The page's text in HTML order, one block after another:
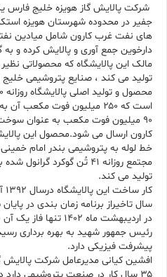
شرکت پالایش گاز هویزه خلیج فارس
جفیر در محدوده شهرستان هویزه
های نفت غرب کارون شامل میادین نفتی
دارخوین جمع آوری و پالایش کرده و
مالک این پالایشگاه که محصولاتی
تولید می کند ، صنایع پتروشیمی
است که ۲۵۰ میلیون فوت
۹۰ میلیون فوت مکعب به عنوان
کارون ارسال می شود.محصول این
خط لوله به پتروشیمی بندر امام
مجتمع روزانه ۴۱ تُن گوکرد
تولید می کند.
در اردیبهشت ماه
پیشرفت فیزیکی دارد.
افشین کیانی مدیرعامل شرکت پالایش